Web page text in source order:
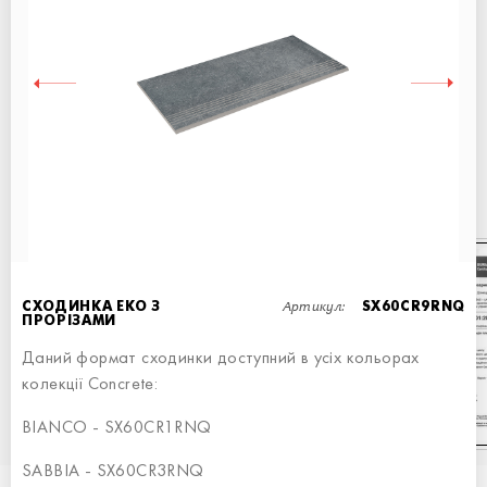
СХОДИНКА ЕКО З
ПРОРІЗАМИ
Артикул: SX60CR9RNQ
Даний формат сходинки доступний в усіх кольорах
колекції Concrete:
BIANCO - SX60CR1RNQ
SABBIA - SX60CR3RNQ
ЯКІСТЬ ПІДТВЕРДЖЕНО
СЕРТИФІКАТАМИ
Наше виробництво побудовано на італійському обладнанні та